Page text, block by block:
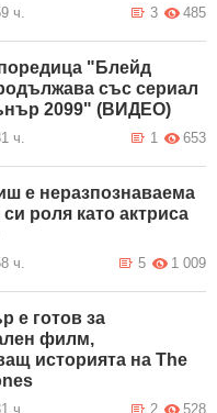
ч. 485
3
"Блейд
със сериал
2099" (ВИДЕО)
ч. 653
1
е неразпознаваема
роля като актриса
ч. 1 009
5
е готов за
филм,
историята на The
ч. 528
2